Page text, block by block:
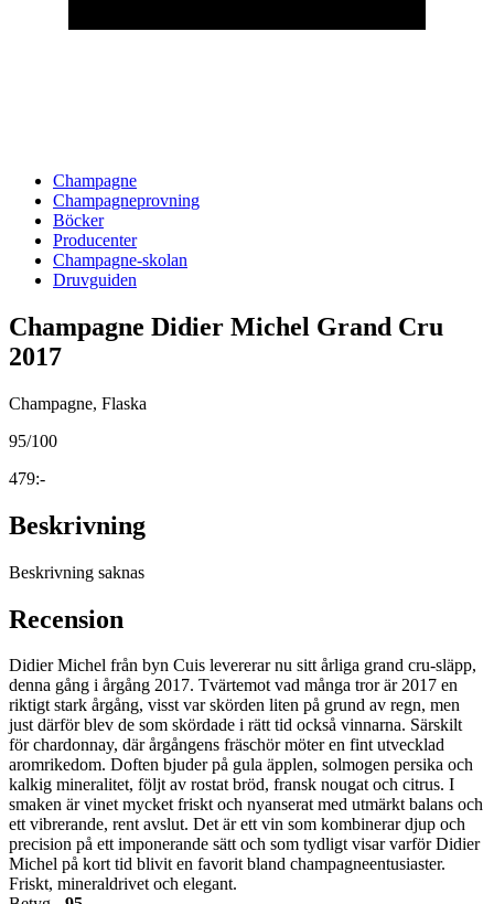
Champagne
Champagneprovning
Böcker
Producenter
Champagne-skolan
Druvguiden
Champagne Didier Michel Grand Cru
2017
Champagne, Flaska
95/100
479:-
Beskrivning
Beskrivning saknas
Recension
Didier Michel från byn Cuis levererar nu sitt årliga grand cru-släpp,
denna gång i årgång 2017. Tvärtemot vad många tror är 2017 en
riktigt stark årgång, visst var skörden liten på grund av regn, men
just därför blev de som skördade i rätt tid också vinnarna. Särskilt
för chardonnay, där årgångens fräschör möter en fint utvecklad
aromrikedom. Doften bjuder på gula äpplen, solmogen persika och
kalkig mineralitet, följt av rostat bröd, fransk nougat och citrus. I
smaken är vinet mycket friskt och nyanserat med utmärkt balans och
ett vibrerande, rent avslut. Det är ett vin som kombinerar djup och
precision på ett imponerande sätt och som tydligt visar varför Didier
Michel på kort tid blivit en favorit bland champagneentusiaster.
Friskt, mineraldrivet och elegant.